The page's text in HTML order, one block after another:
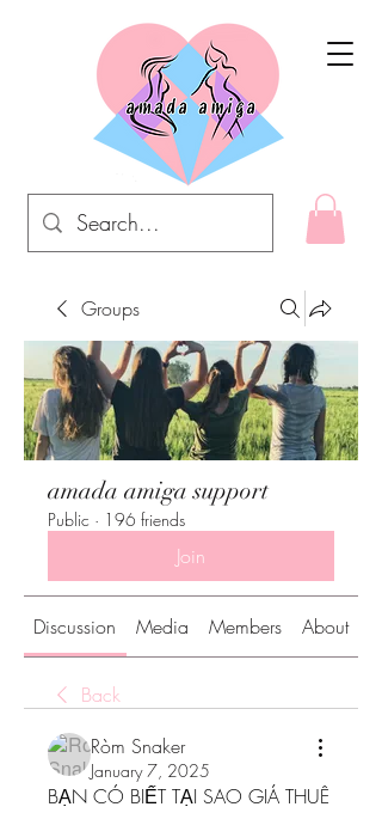
Groups
amada amiga support
Public · 196 friends
Join
Discussion Media Members About
Back
Ròm Snaker
January 7, 2025
BẠN CÓ BIẾT TẠI SAO GIÁ THUÊ